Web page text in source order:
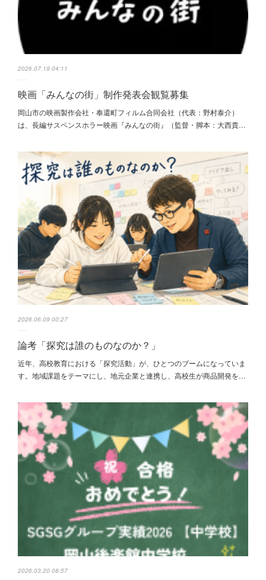
2026.07.19 04:11
映画「みんなの街」制作発表会観覧募集
岡山市の映画製作会社・奉還町フィルム合同会社（代表：野村泰介）
は、長編サスペンスホラー映画『みんなの街』（監督・脚本：大西貴…
2026.06.09 00:27
論考「探究は誰のものなのか？」
近年、高校教育における「探究活動」が、ひとつのブームになっていま
す。地域課題をテーマにし、地元企業と連携し、高校生が商品開発を…
2026.03.20 08:57